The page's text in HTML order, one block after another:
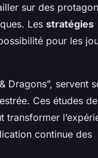
sur des
Les stratégies
pour les
Dragons”, servent
Ces études
continue des